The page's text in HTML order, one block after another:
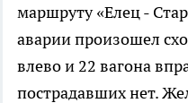
маршруту «Елец -
аварии произошел
влево и 22 вагона
пострадавших нет.